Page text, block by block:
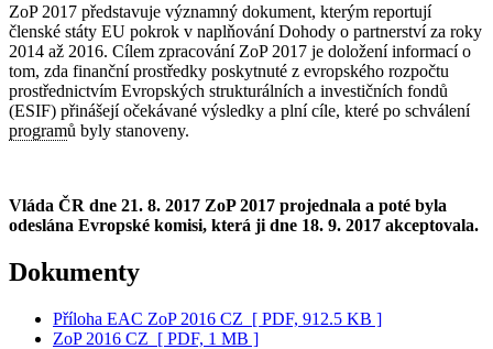
ZoP 2017 představuje významný dokument, kterým reportují
členské státy EU pokrok v naplňování Dohody o partnerství za roky
2014 až 2016. Cílem zpracování ZoP 2017 je doložení informací o
tom, zda finanční prostředky poskytnuté z evropského rozpočtu
prostřednictvím Evropských strukturálních a investičních fondů
(ESIF) přinášejí očekávané výsledky a plní cíle, které po schválení
programů byly stanoveny.
Vláda ČR dne 21. 8. 2017 ZoP 2017 projednala a poté byla
odeslána Evropské komisi, která ji dne 18. 9. 2017 akceptovala.
Dokumenty
Příloha EAC ZoP 2016 CZ [ PDF, 912.5 KB ]
ZoP 2016 CZ [ PDF, 1 MB ]